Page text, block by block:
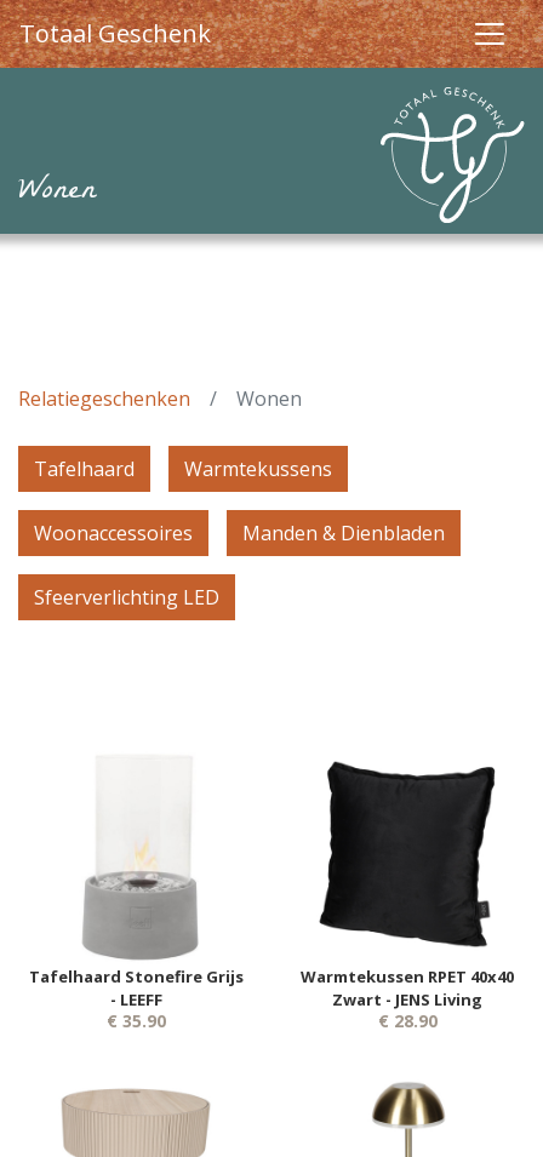
Totaal Geschenk
Wonen
Relatiegeschenken Wonen
Tafelhaard Warmtekussens
Woonaccessoires Manden & Dienbladen
Sfeerverlichting LED
Tafelhaard Stonefire Grijs
- LEEFF
€ 35.90
Warmtekussen RPET 40x40
Zwart - JENS Living
€ 28.90